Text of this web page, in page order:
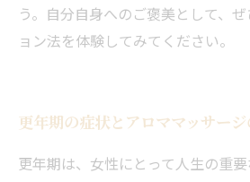
う。自分自身へのご褒美として、
ョン法を体験してみてください。
更年期の症状とアロママッサー
更年期は、女性にとって人生の重